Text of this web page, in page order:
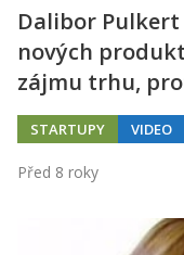
Dalibor
nových
zájmu trhu,
STARTUPY VIDEO
Před 8 roky